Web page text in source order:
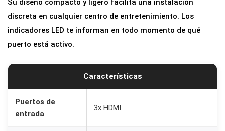
Su diseño compacto y ligero facilita una instalación
discreta en cualquier centro de entretenimiento. Los
indicadores LED te informan en todo momento de qué
puerto está activo.
Características
Puertos de
entrada
3x HDMI